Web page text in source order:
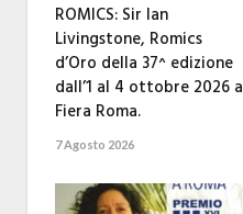
ROMICS: Sir Ian
Livingstone, Romics
d’Oro della 37^ edizione
dall’1 al 4 ottobre 2026 a
Fiera Roma.
7 Agosto 2026